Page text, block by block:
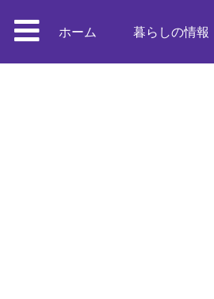
ホーム 暮らしの情報